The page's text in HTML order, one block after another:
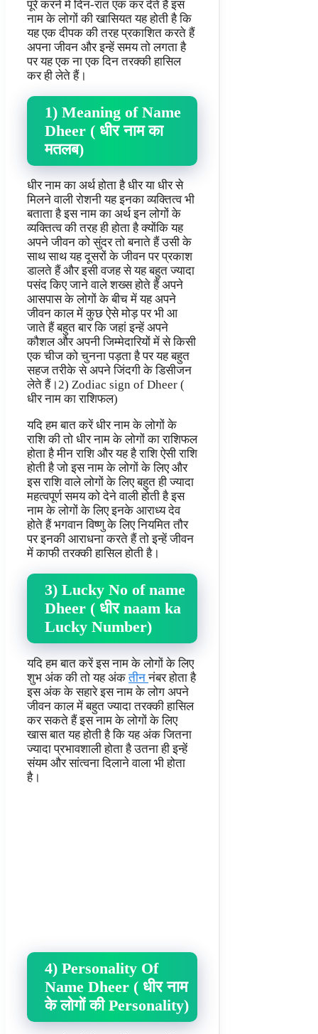
पूरे करने में दिन-रात एक कर देते हैं इस
नाम के लोगों की खासियत यह होती है कि
यह एक दीपक की तरह प्रकाशित करते हैं
अपना जीवन और इन्हें समय तो लगता है
पर यह एक ना एक दिन तरक्की हासिल
कर ही लेते हैं।
1) Meaning of Name
Dheer ( धीर नाम का
मतलब)
धीर नाम का अर्थ होता है धीर या धीर से
मिलने वाली रोशनी यह इनका व्यक्तित्व भी
बताता है इस नाम का अर्थ इन लोगों के
व्यक्तित्व की तरह ही होता है क्योंकि यह
अपने जीवन को सुंदर तो बनाते हैं उसी के
साथ साथ यह दूसरों के जीवन पर प्रकाश
डालते हैं और इसी वजह से यह बहुत ज्यादा
पसंद किए जाने वाले शख्स होते हैं अपने
आसपास के लोगों के बीच में यह अपने
जीवन काल में कुछ ऐसे मोड़ पर भी आ
जाते हैं बहुत बार कि जहां इन्हें अपने
कौशल और अपनी जिम्मेदारियों में से किसी
एक चीज को चुनना पड़ता है पर यह बहुत
सहज तरीके से अपने जिंदगी के डिसीजन
लेते हैं।2) Zodiac sign of Dheer (
धीर नाम का राशिफल)
यदि हम बात करें धीर नाम के लोगों के
राशि की तो धीर नाम के लोगों का राशिफल
होता है मीन राशि और यह है राशि ऐसी राशि
होती है जो इस नाम के लोगों के लिए और
इस राशि वाले लोगों के लिए बहुत ही ज्यादा
महत्वपूर्ण समय को देने वाली होती है इस
नाम के लोगों के लिए इनके आराध्य देव
होते हैं भगवान विष्णु के लिए नियमित तौर
पर इनकी आराधना करते हैं तो इन्हें जीवन
में काफी तरक्की हासिल होती है।
3) Lucky No of name
Dheer ( धीर naam ka
Lucky Number)
यदि हम बात करें इस नाम के लोगों के लिए
शुभ अंक की तो यह अंकतीननंबर होता है
इस अंक के सहारे इस नाम के लोग अपने
जीवन काल में बहुत ज्यादा तरक्की हासिल
कर सकते हैं इस नाम के लोगों के लिए
खास बात यह होती है कि यह अंक जितना
ज्यादा प्रभावशाली होता है उतना ही इन्हें
संयम और सांत्वना दिलाने वाला भी होता
है।
4) Personality Of
Name Dheer ( धीर नाम
के लोगों की Personality)